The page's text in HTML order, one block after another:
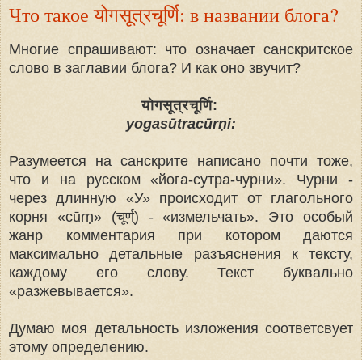
Что такое योगसूत्रचूर्णि: в названии блога?
Многие спрашивают: что означает санскритское
слово в заглавии блога? И как оно звучит?
योगसूत्रचूर्णि:
yogasūtracūrṇi:
Разумеется на санскрите написано почти тоже,
что и на русском «йога-сутра-чурни». Чурни -
через длинную «У» происходит от глагольного
корня «cūrṇ» (चूर्ण्) - «измельчать». Это особый
жанр комментария при котором даются
максимально детальные разъяснения к тексту,
каждому его слову. Текст буквально
«разжевывается».
Думаю моя детальность изложения соответсвует
этому определению.